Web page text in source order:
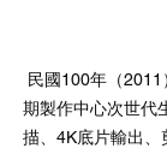
民國100年（
期製作中心次世代
描、4K底片輸出、